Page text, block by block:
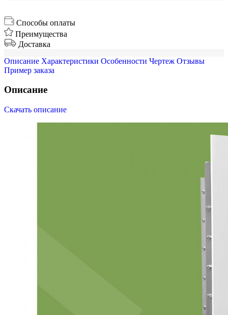
Способы оплаты
Преимущества
Доставка
Описание Характеристики Особенности Чертеж Отзывы
Пример заказа
Описание
Скачать описание